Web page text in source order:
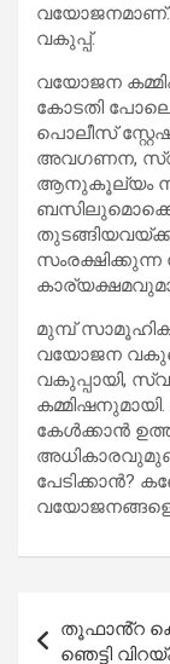
വകുപ്പ്.
വയോജന
കോടതി പോലെ
പൊലീസ്
അവഗണന,
ആനുകൂല്യം
തുടങ്ങിയവയ്ക്ക്
മുമ്പ് സാമൂഹിക
വയോജന
വകുപ്പായി,
കേൾക്കാൻ
പേടിക്കാൻ?
വയോജനങ്ങളെ
navigation
തൂഫാൻ്റ
ഞെട്ടി